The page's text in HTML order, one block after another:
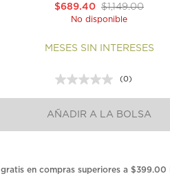
$1,149.00
$689.40
No disponible
MESES SIN INTERESES
Sin
en
la
(0)
AÑADIR A LA BOLSA
gratis en compras superiores a $399.00